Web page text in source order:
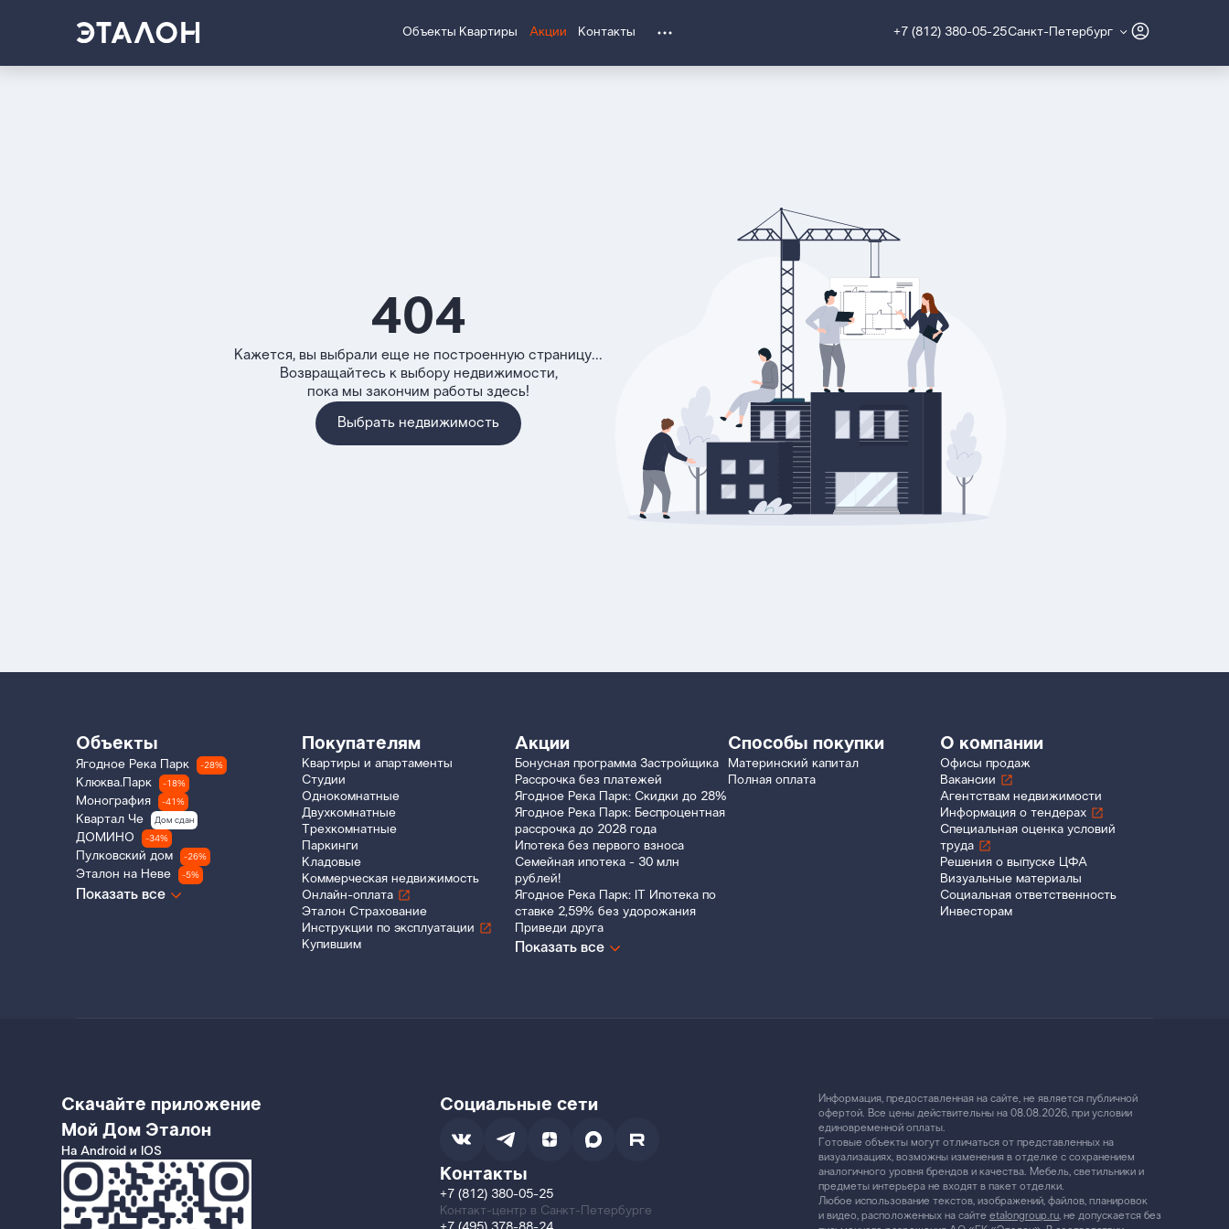
Объекты Квартиры Акции Контакты +7 (812) 380-05-25Санкт-Петербург
404
Кажется, вы выбрали еще не построенную страницу...
Возвращайтесь к выбору недвижимости,
пока мы закончим работы здесь!
Выбрать недвижимость
Объекты
Ягодное Река Парк -28%
Клюква.Парк -18%
Монография -41%
Квартал Че Дом сдан
ДОМИНО -34%
Пулковский дом -26%
Эталон на Неве -5%
Показать все
Покупателям
Квартиры и апартаменты
Студии
Однокомнатные
Двухкомнатные
Трехкомнатные
Паркинги
Кладовые
Коммерческая недвижимость
Онлайн-оплата
Эталон Страхование
Инструкции по эксплуатации
Купившим
Акции
Бонусная программа Застройщика
Рассрочка без платежей
Ягодное Река Парк: Скидки до 28%
Ягодное Река Парк: Беспроцентная
рассрочка до 2028 года
Ипотека без первого взноса
Семейная ипотека - 30 млн
рублей!
Ягодное Река Парк: IT Ипотека по
ставке 2,59% без удорожания
Приведи друга
Показать все
Способы покупки
Материнский капитал
Полная оплата
О компании
Офисы продаж
Вакансии
Агентствам недвижимости
Информация о тендерах
Специальная оценка условий
труда
Решения о выпуске ЦФА
Визуальные материалы
Социальная ответственность
Инвесторам
Скачайте приложение
Мой Дом Эталон
На Android и IOS
Социальные сети
Контакты
+7 (812) 380-05-25
Контакт-центр в Санкт-Петербурге
Информация, предоставленная на сайте, не является публичной
офертой. Все цены действительны на 08.08.2026, при условии
единовременной оплаты.
Готовые объекты могут отличаться от представленных на
визуализациях, возможны изменения в отделке с сохранением
аналогичного уровня брендов и качества. Мебель, светильники и
предметы интерьера не входят в пакет отделки.
Любое использование текстов, изображений, файлов, планировок
и видео, расположенных на сайте etalongroup.ru, не допускается без